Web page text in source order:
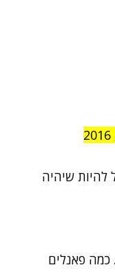
להיות שיהיה
כמה פאנלים